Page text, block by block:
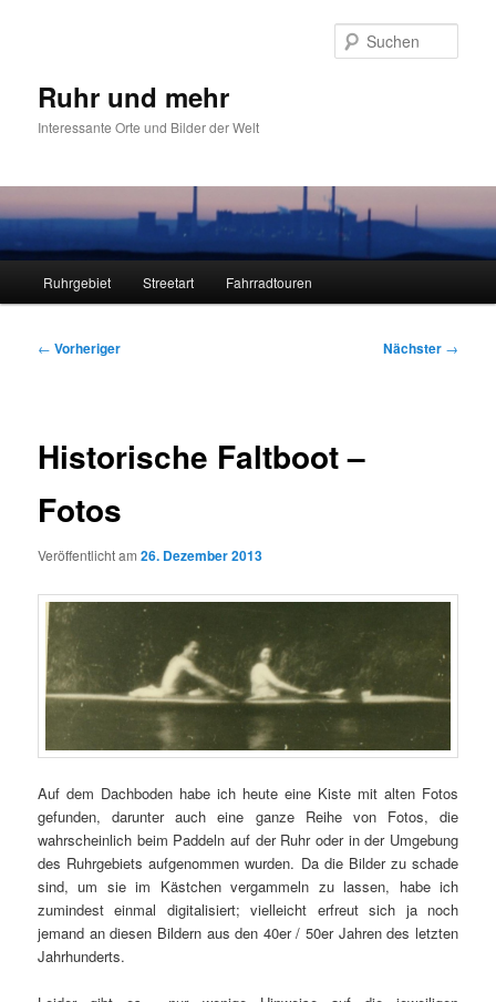
Ruhr und mehr
Interessante Orte und Bilder der Welt
Ruhrgebiet Streetart Fahrradtouren
Beitragsnavigation
← Vorheriger Nächster →
Historische Faltboot –
Fotos
Veröffentlicht am26. Dezember 2013
Auf dem Dachboden habe ich heute eine Kiste mit alten Fotos
gefunden, darunter auch eine ganze Reihe von Fotos, die
wahrscheinlich beim Paddeln auf der Ruhr oder in der Umgebung
des Ruhrgebiets aufgenommen wurden. Da die Bilder zu schade
sind, um sie im Kästchen vergammeln zu lassen, habe ich
zumindest einmal digitalisiert; vielleicht erfreut sich ja noch
jemand an diesen Bildern aus den 40er / 50er Jahren des letzten
Jahrhunderts.